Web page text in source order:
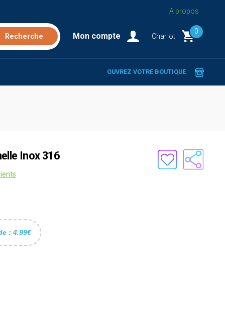
A propos
Mon compte Chariot
0
OUVREZ VOTRE BOUTIQUE
Inox 316
: 4.99€